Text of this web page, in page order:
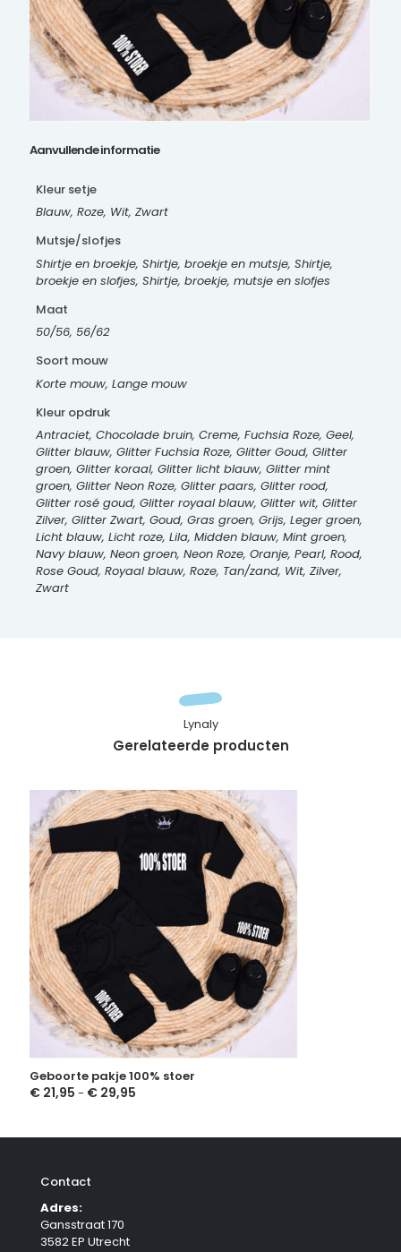
Aanvullende informatie
Kleur setje
Blauw, Roze, Wit, Zwart
Mutsje/slofjes
Shirtje en broekje, Shirtje, broekje en mutsje, Shirtje,
broekje en slofjes, Shirtje, broekje, mutsje en slofjes
Maat
50/56, 56/62
Soort mouw
Korte mouw, Lange mouw
Kleur opdruk
Antraciet, Chocolade bruin, Creme, Fuchsia Roze, Geel,
Glitter blauw, Glitter Fuchsia Roze, Glitter Goud, Glitter
groen, Glitter koraal, Glitter licht blauw, Glitter mint
groen, Glitter Neon Roze, Glitter paars, Glitter rood,
Glitter rosé goud, Glitter royaal blauw, Glitter wit, Glitter
Zilver, Glitter Zwart, Goud, Gras groen, Grijs, Leger groen,
Licht blauw, Licht roze, Lila, Midden blauw, Mint groen,
Navy blauw, Neon groen, Neon Roze, Oranje, Pearl, Rood,
Rose Goud, Royaal blauw, Roze, Tan/zand, Wit, Zilver,
Zwart
Gerelateerde producten
Lynaly
Geboorte pakje 100% stoer
€ 21,95 - € 29,95
€ 29,95
Contact
Adres:
Gansstraat 170
3582 EP Utrecht